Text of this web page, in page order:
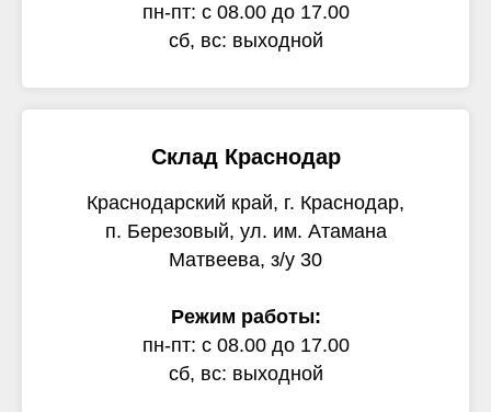
пн-пт: с 08.00 до 17.00
сб, вс: выходной
Склад Краснодар
Краснодарский край, г. Краснодар,
п. Березовый, ул. им. Атамана
Матвеева, з/у 30
Режим работы:
пн-пт: с 08.00 до 17.00
сб, вс: выходной